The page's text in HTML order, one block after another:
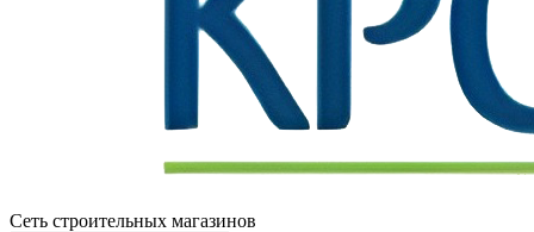
Сеть строительных магазинов